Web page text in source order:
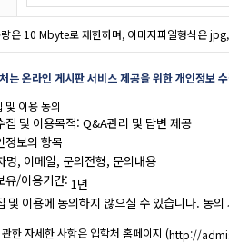
은 10 Mbyte로 제한하며, 이미지파일형식은
는 온라인 게시판 서비스 제공을 위한 개인정보
이용 동의
집 및 이용목적: Q&A관리 및 답변 제공
정보의 항목
명, 이메일, 문의전형, 문의내용
유/이용기간: 1년
및 이용에 동의하지 않으실 수 있습니다. 동
한 자세한 사항은 입학처 홈페이지 (http://